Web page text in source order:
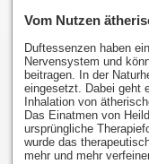
Vom Nutzen
Duftessenzen haben
Nervensystem und
beitragen. In der
eingesetzt. Dabei geht
Inhalation von
Das Einatmen von
ursprüngliche
wurde das
mehr und mehr